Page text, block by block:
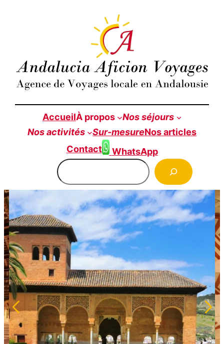
AccueilÀ propos
Nos séjours
Nosactivités Sur-mesureNos articles
Contact
WhatsApp
Rechercher